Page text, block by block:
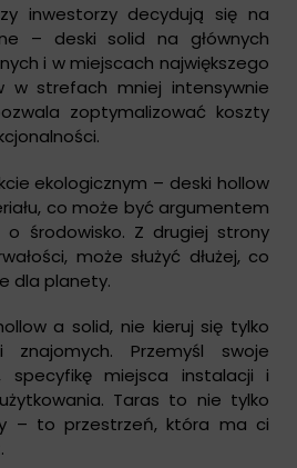
inwestorzy decydują się na
– deski solid na głównych
i w miejscach największego
w strefach mniej intensywnie
zoptymalizować koszty
ekologicznym – deski hollow
co może być argumentem
środowisko. Z drugiej strony
może służyć dłużej, co
dla planety.
a solid, nie kieruj się tylko
Przemyśl swoje
specyfikę miejsca instalacji i
Taras to nie tylko
– to przestrzeń, która ma ci